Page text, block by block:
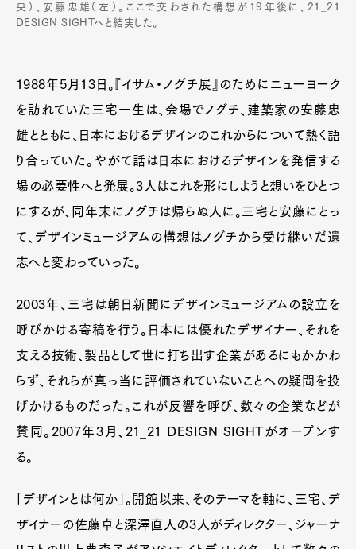
央）、安藤忠雄（左）。ここで交わされた構想が19年後に、21_21
DESIGN SIGHTへと結実した。
1988年5月13日。『イサム・ノグチ展』のためにニューヨーク
を訪れていた三宅一生は、会場でノグチ、建築家の安藤忠
雄とともに、日本におけるデザインのこれからについて熱く語
り合っていた。やがて話は日本におけるデザインを発信する
場の必要性へと発展。3人はこれを形にしようと想いをひとつ
にするが、同年末にノグチは帰らぬ人に。三宅と安藤にとっ
て、デザインミュージアムの構想はノグチから受け継いだ遺
志へと変わっていった。
2003年、三宅は朝日新聞にデザインミュージアムの設立を
呼びかける寄稿を行う。日本には優れたデザイナー、それを
支える技術、製品として世に打ち出す企業があるにもかかわ
らず、それらが真っ当に評価されていないことへの疑問を投
げかけるものだった。これが反響を呼び、数々の企業などが
賛同。2007年3月、21_21 DESIGN SIGHTがオープンす
る。
「デザインとは何か」。開館以来、そのテーマを軸に、三宅、デ
ザイナーの佐藤卓と深澤直人の3人がディレクター、ジャーナ